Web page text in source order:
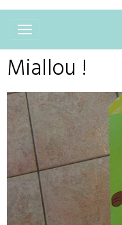
Miallou !